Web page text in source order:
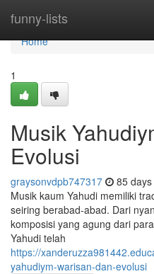
funny-lists
Home
Home
1
Musik
Evolusi
graysonvdpb747317 85
Musik kaum Yahudi memiliki
seiring berabad-abad. Dari
komposisi yang agung dari
Yahudi telah
https://
yahudiym-warisan-dan-evolusi